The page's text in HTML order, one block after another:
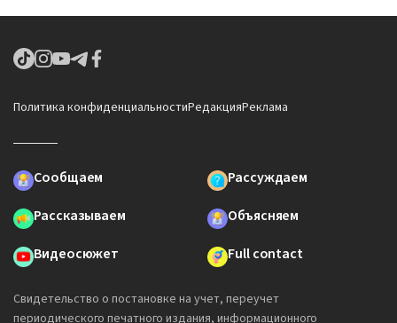
Политика конфиденциальностиРедакцияРеклама
Сообщаем
Рассуждаем
Рассказываем
Объясняем
Видеосюжет
Full contact
Свидетельство о постановке на учет, переучет
периодического печатного издания, информационного